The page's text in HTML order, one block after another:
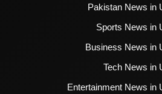
Pakistan News in
Sports News in
Business News in
Tech News in
Entertainment News in